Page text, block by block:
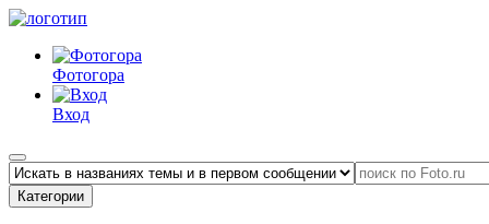
Фотогора
Вход
Категории